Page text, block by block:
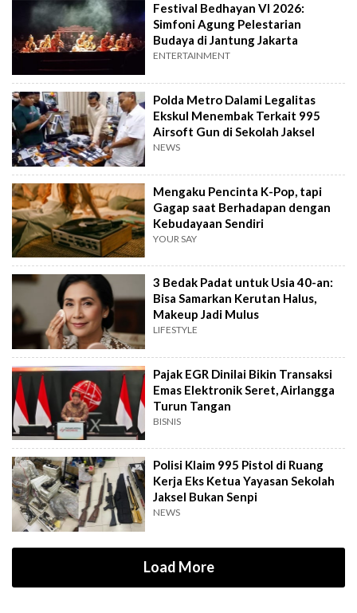
Festival Bedhayan VI 2026:
Simfoni Agung Pelestarian
Budaya di Jantung Jakarta
ENTERTAINMENT
Polda Metro Dalami Legalitas
Ekskul Menembak Terkait 995
Airsoft Gun di Sekolah Jaksel
NEWS
Mengaku Pencinta K-Pop, tapi
Gagap saat Berhadapan dengan
Kebudayaan Sendiri
YOUR SAY
3 Bedak Padat untuk Usia 40-an:
Bisa Samarkan Kerutan Halus,
Makeup Jadi Mulus
LIFESTYLE
Pajak EGR Dinilai Bikin Transaksi
Emas Elektronik Seret, Airlangga
Turun Tangan
BISNIS
Polisi Klaim 995 Pistol di Ruang
Kerja Eks Ketua Yayasan Sekolah
Jaksel Bukan Senpi
NEWS
Load More